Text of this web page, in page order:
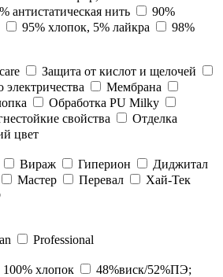
антистатическая нить
90%
95% хлопок, 5% лайкра
98%
Защита от кислот и щелочей
электричества
Мембрана
Обработка PU Milky
свойства
Отделка
цвет
Вираж Гиперион
Диджитал
Мастер Перевал
Хай-Тек
Professional
100% хлопок
48%виск/52%ПЭ;